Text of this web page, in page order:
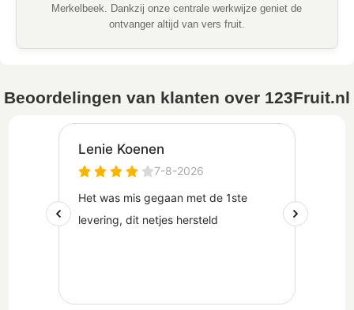
Merkelbeek. Dankzij onze centrale werkwijze geniet de
ontvanger altijd van vers fruit.
Beoordelingen van klanten over 123Fruit.nl